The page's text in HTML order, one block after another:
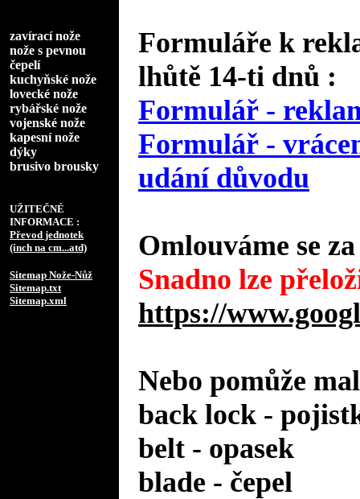
zavírací nože
nože s pevnou
čepelí
kuchyňské nože
lovecké nože
rybářské nože
vojenské nože
kapesní nože
dýky
brusivo brousky
UŽITEČNÉ
INFORMACE :
Převod jednotek
(inch na cm...atd)
Sitemap Nože-Nůž
Sitemap.txt
Sitemap.xml
Formuláře k
lhůtě 14-ti dnů :
Formulář -
Formulář -
udání důvodu
Omlouváme se
Snadno lze
https://
Nebo pomůže
back lock -
belt - opasek
blade - čepel